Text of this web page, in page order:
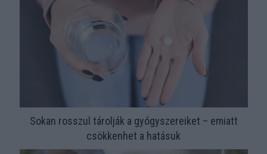
Sokan rosszul tárolják a gyógyszereiket – emiatt
csökkenhet a hatásuk